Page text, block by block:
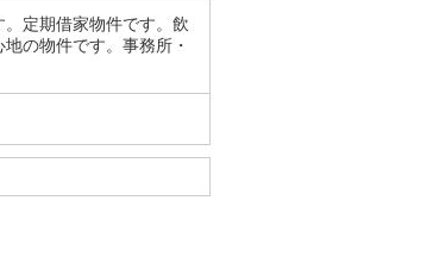
定期借家物件です。飲
の物件です。事務所・